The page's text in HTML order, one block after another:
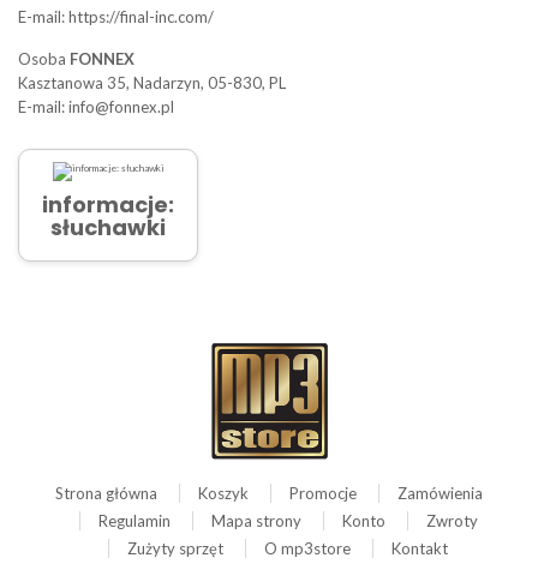
E-mail: https://final-inc.com/
Osoba FONNEX
Kasztanowa 35, Nadarzyn, 05-830, PL
E-mail: info@fonnex.pl
informacje:
słuchawki
Strona główna Koszyk Promocje
Zamówienia
Regulamin
Mapa strony Konto
Zwroty
Zużyty sprzęt
O mp3store Kontakt